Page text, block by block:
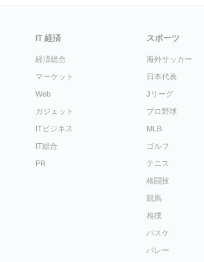
IT 経済
経済総合
マーケット
Web
ガジェット
ITビジネス
IT総合
PR
スポーツ
海外サッカー
日本代表
Jリーグ
プロ野球
MLB
ゴルフ
テニス
格闘技
競馬
相撲
バスケ
バレー